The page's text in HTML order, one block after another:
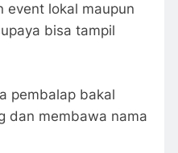
event lokal maupun
bisa tampil
pembalap bakal
dan membawa nama